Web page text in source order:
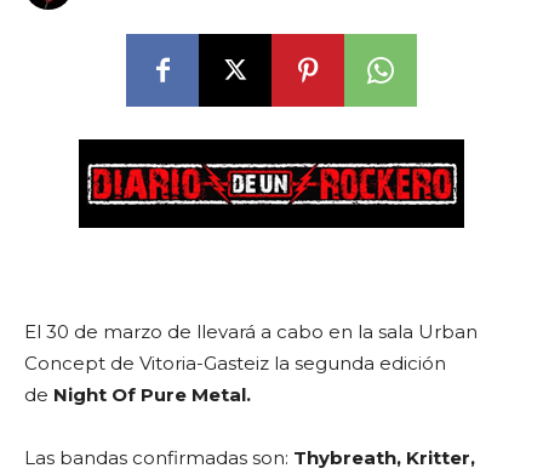
El 30 de marzo de llevará a cabo en la sala Urban
Concept de Vitoria-Gasteiz la segunda edición
de Night Of Pure Metal.
Las bandas confirmadas son: Thybreath, Kritter,